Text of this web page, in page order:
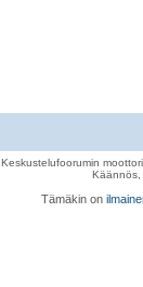
Keskustelufoorumin
Käännös,
Tämäkin on